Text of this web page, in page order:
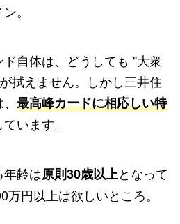
。
自体は、どうしても "大衆
拭えません。しかし三井住
最高峰カードに相応しい特
います。
齢は原則30歳以上となって
円以上は欲しいところ。